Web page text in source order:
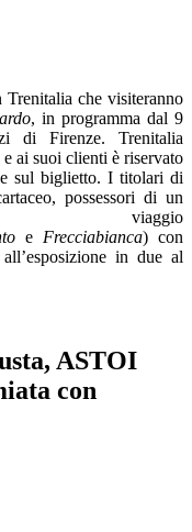
che visiteranno
, in programma dal 9
di Firenze. Trenitalia
ai suoi clienti è riservato
sul biglietto. I titolari di
possessori di un
e Frecciabianca) con
in due al
ASTOI
con